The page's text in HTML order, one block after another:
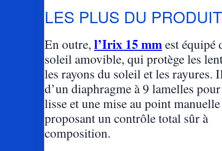
LES PLUS DU
En outre, l’Irix 15 mmest équipé
soleil amovible, qui protège les
les rayons du soleil et les rayures.
d’un diaphragme à 9 lamelles
lisse et une mise au point
proposant un contrôle total sûr à
composition.